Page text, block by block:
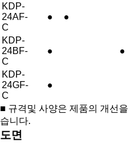
KDP-
24AF-
C
● ●
KDP-
24BF-
C
● ●
KDP-
24GF-
C
●
■ 규격및 사양은 제품의 개선
습니다.
도면